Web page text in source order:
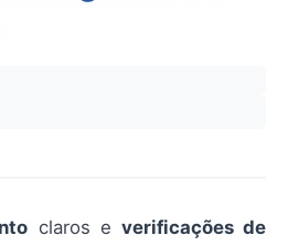
claros e verificações de